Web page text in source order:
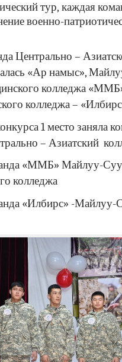
тур, каждая
военно-
Центрально –
«Ар намыс»,
колледжа
колледжа –
1 место заняла
– Азиатский
«ММБ» Майлуу-
колледжа
«Илбирс» -Майлуу-